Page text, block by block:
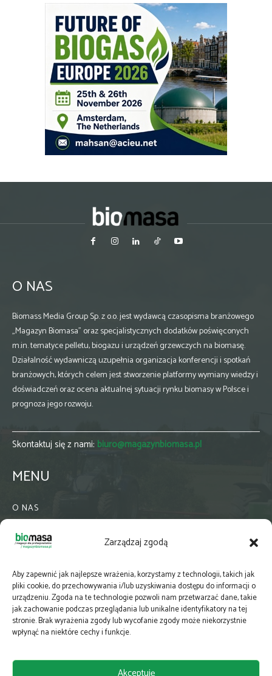
Zarządzaj zgodą
Aby zapewnić jak najlepsze wrażenia, korzystamy z technologii, takich jak
pliki cookie, do przechowywania i/lub uzyskiwania dostępu do informacji o
urządzeniu. Zgoda na te technologie pozwoli nam przetwarzać dane, takie
jak zachowanie podczas przeglądania lub unikalne identyfikatory na tej
stronie. Brak wyrażenia zgody lub wycofanie zgody może niekorzystnie
wpłynąć na niektóre cechy i funkcje.
Akceptuję
O NAS
Biomass Media Group Sp. z o.o. jest wydawcą czasopisma branżowego
„Magazyn Biomasa” oraz specjalistycznych dodatków poświęconych
m.in. tematyce pelletu, biogazu i urządzeń grzewczych na biomasę.
Działalność wydawniczą uzupełnia organizacja konferencji i spotkań
branżowych, których celem jest stworzenie platformy wymiany wiedzy i
doświadczeń oraz ocena aktualnej sytuacji rynku biomasy w Polsce i
prognoza jego rozwoju.
Skontaktuj się z nami: biuro@magazynbiomasa.pl
MENU
O NAS
WSPÓŁPRACA
PRENUMERATA
NEWSLETTER
MAPY
E-WYDANIE